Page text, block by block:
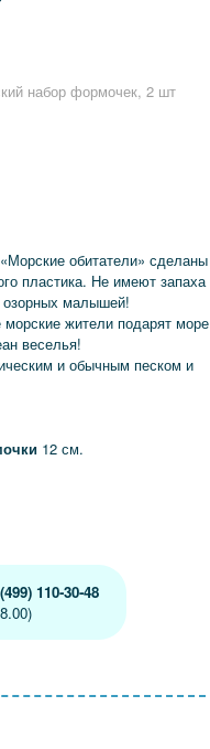
набор формочек, 2 шт
обитатели» сделаны
пластика. Не имеют запаха
малышей!
морские жители подарят море
веселья!
и обычным песком и
12 см.
110-30-48